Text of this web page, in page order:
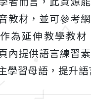
教材，並可參考
為延伸教學教
內提供語言練習
學習母語，提升語